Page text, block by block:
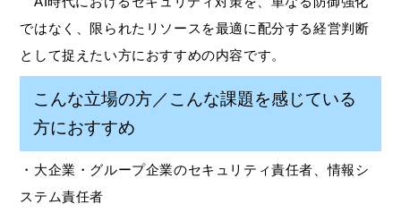
ではなく、限られたリソースを最適に配分する経営判断
として捉えたい方におすすめの内容です。
こんな立場の方／こんな課題を感じている
方におすすめ
・大企業・グループ企業のセキュリティ責任者、情報シ
ステム責任者